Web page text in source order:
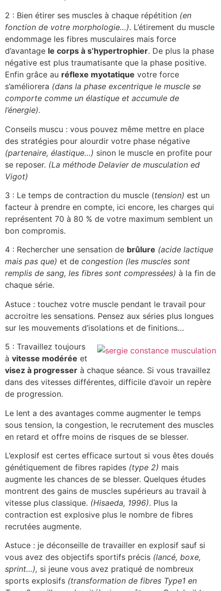
2 : Bien étirer ses muscles à chaque répétition (en
fonction de votre morphologie…). L’étirement du muscle
endommage les fibres musculaires mais force
d’avantage le corps à s’hypertrophier. De plus la phase
négative est plus traumatisante que la phase positive.
Enfin grâce au réflexe myotatique votre force
s’améliorera (dans la phase excentrique le muscle se
comporte comme un élastique et accumule de
l’énergie).
Conseils muscu : vous pouvez même mettre en place
des stratégies pour alourdir votre phase négative
(partenaire, élastique…) sinon le muscle en profite pour
se reposer. (La méthode Delavier de musculation ed
Vigot)
3 : Le temps de contraction du muscle (tension) est un
facteur à prendre en compte, ici encore, les charges qui
représentent 70 à 80 % de votre maximum semblent un
bon compromis.
4 : Rechercher une sensation de brûlure (acide lactique
mais pas que) et de congestion (les muscles sont
remplis de sang, les fibres sont compressées) à la fin de
chaque série.
Astuce : touchez votre muscle pendant le travail pour
accroitre les sensations. Pensez aux séries plus longues
sur les mouvements d’isolations et de finitions…
5 : Travaillez toujours
à vitesse modérée et
visez à progresser à chaque séance. Si vous travaillez
dans des vitesses différentes, difficile d’avoir un repère
de progression.
Le lent a des avantages comme augmenter le temps
sous tension, la congestion, le recrutement des muscles
en retard et offre moins de risques de se blesser.
L’explosif est certes efficace surtout si vous êtes doués
génétiquement de fibres rapides (type 2) mais
augmente les chances de se blesser. Quelques études
montrent des gains de muscles supérieurs au travail à
vitesse plus classique. (Hisaeda, 1996). Plus la
contraction est explosive plus le nombre de fibres
recrutées augmente.
Astuce : je déconseille de travailler en explosif sauf si
vous avez des objectifs sportifs précis (lancé, boxe,
sprint…), si jeune vous avez pratiqué de nombreux
sports explosifs (transformation de fibres Type1 en